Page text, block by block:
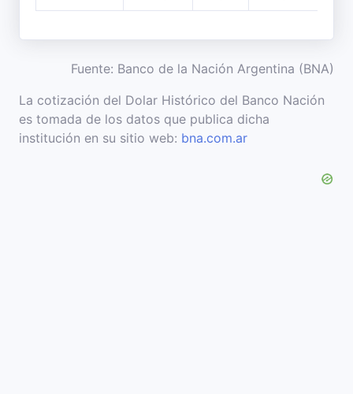
Fuente: Banco de la Nación Argentina (BNA)
La cotización del Dolar Histórico del Banco Nación
es tomada de los datos que publica dicha
institución en su sitio web: bna.com.ar